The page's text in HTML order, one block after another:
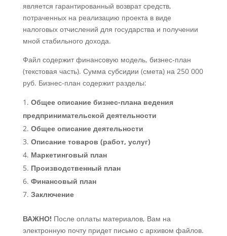
является гарантированный возврат средств,
потраченных на реализацию проекта в виде
налоговых отчислений для государства и получении
мной стабильного дохода.
Файл содержит финансовую модель, бизнес-план
(текстовая часть). Сумма субсидии (смета) на 250 000
руб. Бизнес-план содержит разделы:
Общее описание бизнес-плана ведения
предпринимательской деятельности
Общее описание деятельности
Описание товаров (работ, услуг)
Маркетинговый план
Производственный план
Финансовый план
Заключение
ВАЖНО!После оплаты материалов, Вам на
электронную почту придет письмо с архивом файлов.